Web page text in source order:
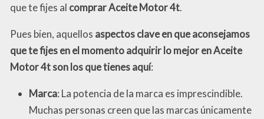
que te fijes al comprar Aceite Motor 4t.
Pues bien, aquellos aspectos clave en que aconsejamos
que te fijes en el momento adquirir lo mejor en Aceite
Motor 4t son los que tienes aquí:
Marca: La potencia de la marca es imprescindible.
Muchas personas creen que las marcas únicamente